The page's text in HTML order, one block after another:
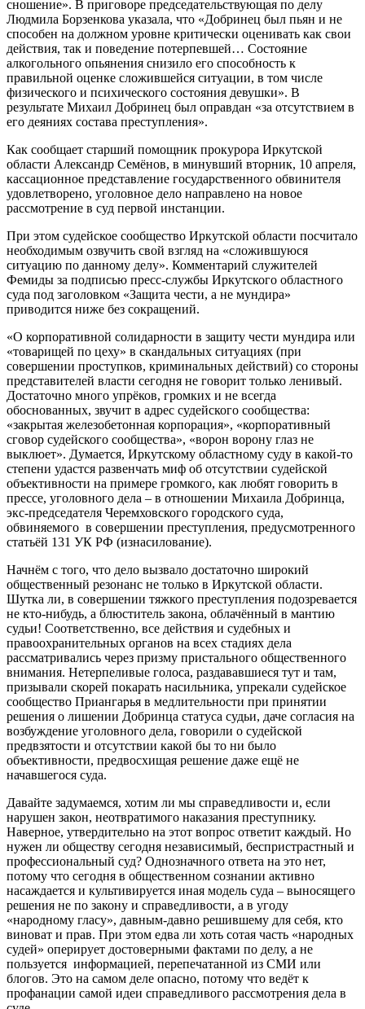
сношение». В приговоре председательствующая по делу
Людмила Борзенкова указала, что «Добринец был пьян и не
способен на должном уровне критически оценивать как свои
действия, так и поведение потерпевшей… Состояние
алкогольного опьянения снизило его способность к
правильной оценке сложившейся ситуации, в том числе
физического и психического состояния девушки». В
результате Михаил Добринец был оправдан «за отсутствием в
его деяниях состава преступления».
Как сообщает старший помощник прокурора Иркутской
области Александр Семёнов, в минувший вторник, 10 апреля,
кассационное представление государственного обвинителя
удовлетворено, уголовное дело направлено на новое
рассмотрение в суд первой инстанции.
При этом судейское сообщество Иркутской области посчитало
необходимым озвучить свой взгляд на «сложившуюся
ситуацию по данному делу». Комментарий служителей
Фемиды за подписью пресс-службы Иркутского областного
суда под заголовком «Защита чести, а не мундира»
приводится ниже без сокращений.
«О корпоративной солидарности в защиту чести мундира или
«товарищей по цеху» в скандальных ситуациях (при
совершении проступков, криминальных действий) со стороны
представителей власти сегодня не говорит только ленивый.
Достаточно много упрёков, громких и не всегда
обоснованных, звучит в адрес судейского сообщества:
«закрытая железобетонная корпорация», «корпоративный
сговор судейского сообщества», «ворон ворону глаз не
выклюет». Думается, Иркутскому областному суду в какой-то
степени удастся развенчать миф об отсутствии судейской
объективности на примере громкого, как любят говорить в
прессе, уголовного дела – в отношении Михаила Добринца,
экс-председателя Черемховского городского суда,
обвиняемого в совершении преступления, предусмотренного
статьёй 131 УК РФ (изнасилование).
Начнём с того, что дело вызвало достаточно широкий
общественный резонанс не только в Иркутской области.
Шутка ли, в совершении тяжкого преступления подозревается
не кто-нибудь, а блюститель закона, облачённый в мантию
судьи! Соответственно, все действия и судебных и
правоохранительных органов на всех стадиях дела
рассматривались через призму пристального общественного
внимания. Нетерпеливые голоса, раздававшиеся тут и там,
призывали скорей покарать насильника, упрекали судейское
сообщество Приангарья в медлительности при принятии
решения о лишении Добринца статуса судьи, даче согласия на
возбуждение уголовного дела, говорили о судейской
предвзятости и отсутствии какой бы то ни было
объективности, предвосхищая решение даже ещё не
начавшегося суда.
Давайте задумаемся, хотим ли мы справедливости и, если
нарушен закон, неотвратимого наказания преступнику.
Наверное, утвердительно на этот вопрос ответит каждый. Но
нужен ли обществу сегодня независимый, беспристрастный и
профессиональный суд? Однозначного ответа на это нет,
потому что сегодня в общественном сознании активно
насаждается и культивируется иная модель суда – выносящего
решения не по закону и справедливости, а в угоду
«народному гласу», давным-давно решившему для себя, кто
виноват и прав. При этом едва ли хоть сотая часть «народных
судей» оперирует достоверными фактами по делу, а не
пользуется информацией, перепечатанной из СМИ или
блогов. Это на самом деле опасно, потому что ведёт к
профанации самой идеи справедливого рассмотрения дела в